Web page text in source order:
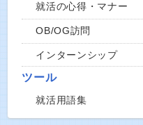
就活の心得・マナー
OB/OG訪問
インターンシップ
ツール
就活用語集